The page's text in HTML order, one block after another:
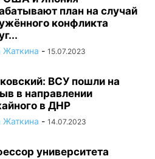
план на случай
конфликта
Жаткина - 15.07.2023
ВСУ пошли на
в направлении
в ДНР
Жаткина - 14.07.2023
университета